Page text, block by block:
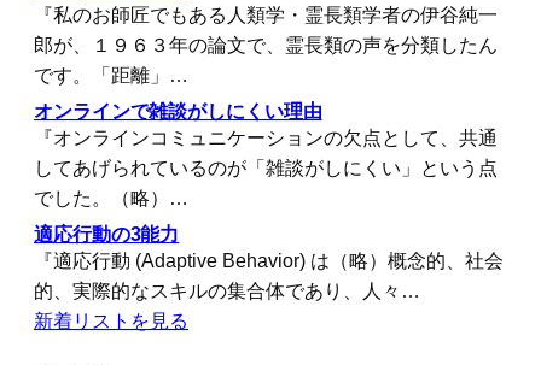
『私のお師匠でもある人類学・霊長類学者の伊谷純一
郎が、１９６３年の論文で、霊長類の声を分類したん
です。「距離」…
オンラインで雑談がしにくい理由
『オンラインコミュニケーションの欠点として、共通
してあげられているのが「雑談がしにくい」という点
でした。（略）…
適応行動の3能力
『適応行動 (Adaptive Behavior) は（略）概念的、社会
的、実際的なスキルの集合体であり、人々…
新着リストを見る